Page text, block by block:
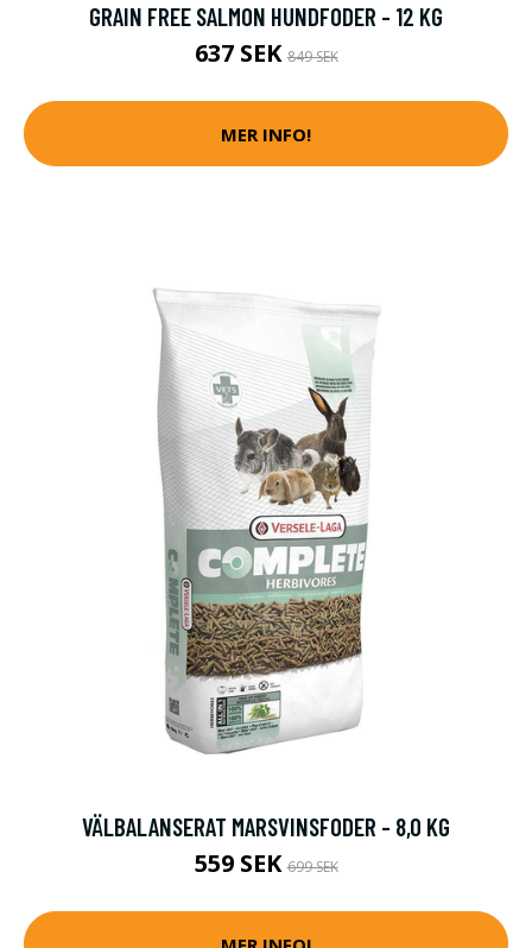
GRAIN FREE SALMON HUNDFODER - 12 KG
637 SEK849 SEK
MER INFO!
VÄLBALANSERAT MARSVINSFODER - 8,0 KG
559 SEK699 SEK